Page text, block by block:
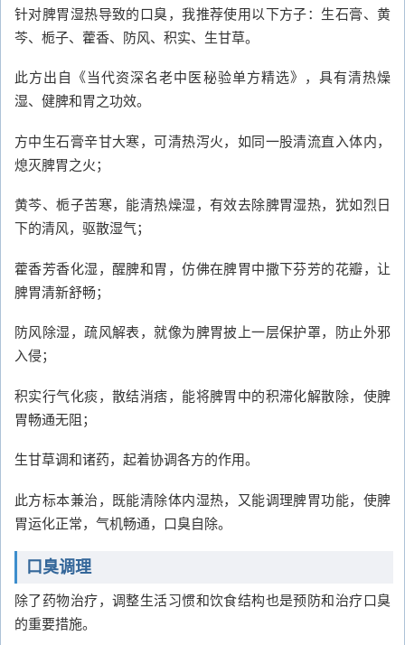
针对脾胃湿热导致的口臭，我推荐使用以下方子：生石膏、黄
芩、栀子、藿香、防风、积实、生甘草。
此方出自《当代资深名老中医秘验单方精选》，具有清热燥
湿、健脾和胃之功效。
方中生石膏辛甘大寒，可清热泻火，如同一股清流直入体内，
熄灭脾胃之火；
黄芩、栀子苦寒，能清热燥湿，有效去除脾胃湿热，犹如烈日
下的清风，驱散湿气；
藿香芳香化湿，醒脾和胃，仿佛在脾胃中撒下芬芳的花瓣，让
脾胃清新舒畅；
防风除湿，疏风解表，就像为脾胃披上一层保护罩，防止外邪
入侵；
积实行气化痰，散结消痞，能将脾胃中的积滞化解散除，使脾
胃畅通无阻；
生甘草调和诸药，起着协调各方的作用。
此方标本兼治，既能清除体内湿热，又能调理脾胃功能，使脾
胃运化正常，气机畅通，口臭自除。
口臭调理
除了药物治疗，调整生活习惯和饮食结构也是预防和治疗口臭
的重要措施。